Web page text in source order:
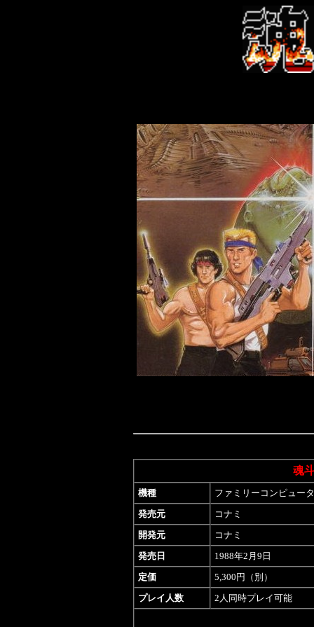
魂
機種
ファミリーコンピュータ
発売元
コナミ
開発元
コナミ
発売日
1988年2月9日
定価
5,300円（別）
プレイ人数
2人同時プレイ可能